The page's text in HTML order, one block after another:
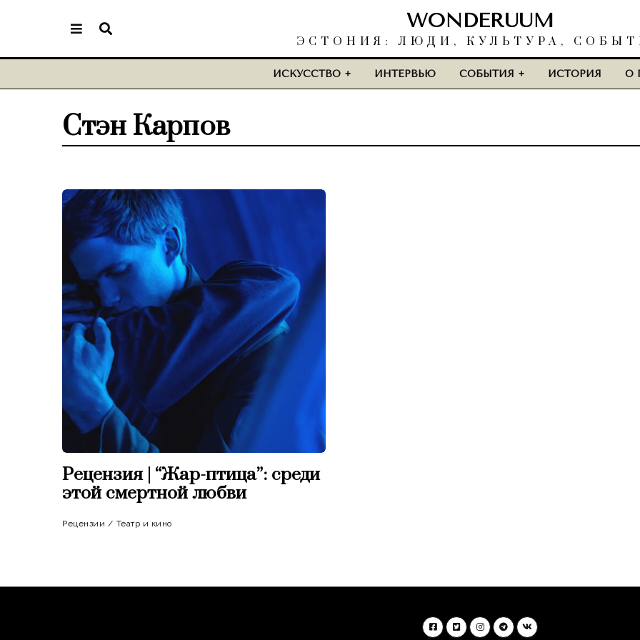
WONDERUUM
ЭСТОНИЯ: ЛЮДИ, КУЛЬТУРА,
ИСКУССТВО ИНТЕРВЬЮ СОБЫТИЯ ИСТОРИЯ О
Стэн Карпов
Рецензия | “Жар-птица”: среди
этой смертной любви
Рецензии / Театр и кино